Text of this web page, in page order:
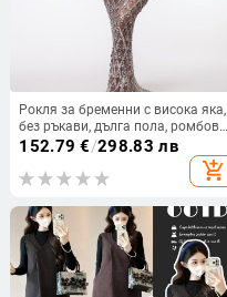
Рокля за бременни с висока яка,
без ръкави, дълга пола, ромбов
модел, полиестер
152.79 €/298.83 лв
add_shopping_cart